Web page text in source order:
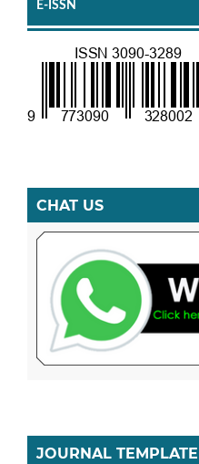
E-ISSN
CHAT US
JOURNAL TEMPLATE